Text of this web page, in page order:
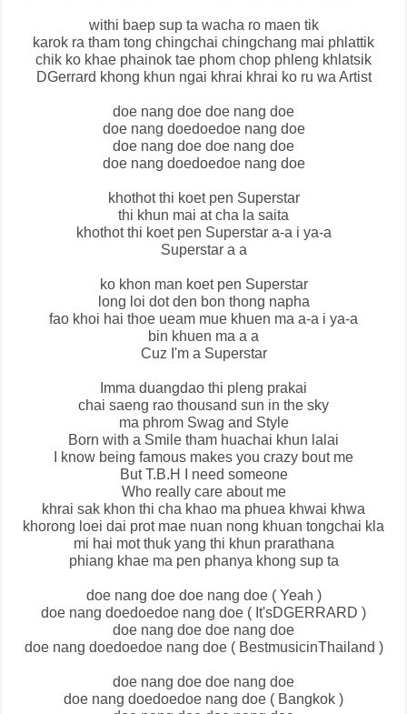
withi baep sup ta wacha ro maen tik
karok ra tham tong chingchai chingchang mai phlattik
chik ko khae phainok tae phom chop phleng khlatsik
DGerrard khong khun ngai khrai khrai ko ru wa Artist
doe nang doe doe nang doe
doe nang doedoedoe nang doe
doe nang doe doe nang doe
doe nang doedoedoe nang doe
khothot thi koet pen Superstar
thi khun mai at cha la saita
khothot thi koet pen Superstar a-a i ya-a
Superstar a a
ko khon man koet pen Superstar
long loi dot den bon thong napha
fao khoi hai thoe ueam mue khuen ma a-a i ya-a
bin khuen ma a a
Cuz I'm a Superstar
Imma duangdao thi pleng prakai
chai saeng rao thousand sun in the sky
ma phrom Swag and Style
Born with a Smile tham huachai khun lalai
I know being famous makes you crazy bout me
But T.B.H I need someone
Who really care about me
khrai sak khon thi cha khao ma phuea khwai khwa
khorong loei dai prot mae nuan nong khuan tongchai kla
mi hai mot thuk yang thi khun prarathana
phiang khae ma pen phanya khong sup ta
doe nang doe doe nang doe ( Yeah )
doe nang doedoedoe nang doe ( It'sDGERRARD )
doe nang doe doe nang doe
doe nang doedoedoe nang doe ( BestmusicinThailand )
doe nang doe doe nang doe
doe nang doedoedoe nang doe ( Bangkok )